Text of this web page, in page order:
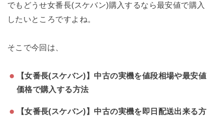
でもどうせ女番長(スケバン)購入するなら最安値で購入
したいところですよね。
そこで今回は、
【女番長(スケバン)】中古の実機を値段相場や最安値
価格で購入する方法
【女番長(スケバン)】中古の実機を即日配送出来る方